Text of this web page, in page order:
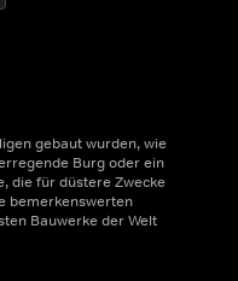
gebaut wurden, wie
Burg oder ein
die für düstere Zwecke
bemerkenswerten
Bauwerke der Welt